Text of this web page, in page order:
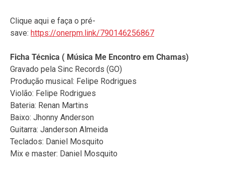
Clique aqui e faça o pré-
save: https://onerpm.link/790146256867
Ficha Técnica ( Música Me Encontro em Chamas)
Gravado pela Sinc Records (GO)
Produção musical: Felipe Rodrigues
Violão: Felipe Rodrigues
Bateria: Renan Martins
Baixo: Jhonny Anderson
Guitarra: Janderson Almeida
Teclados: Daniel Mosquito
Mix e master: Daniel Mosquito